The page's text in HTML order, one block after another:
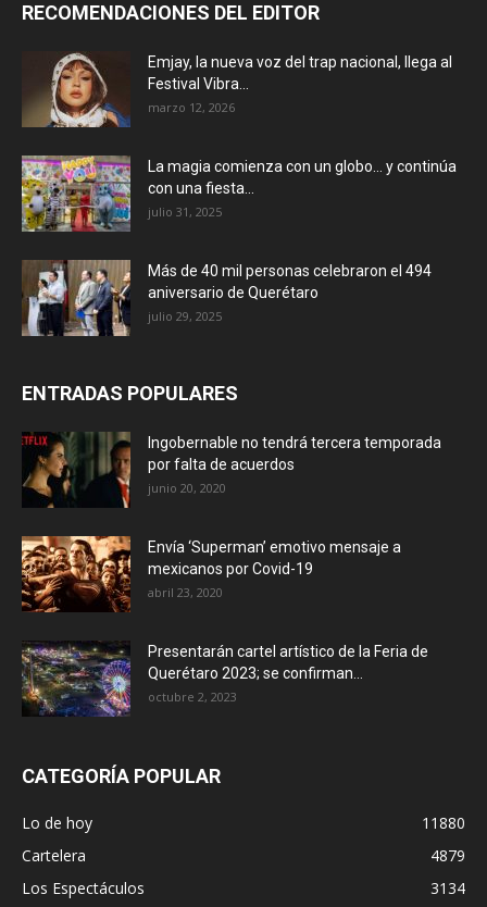
RECOMENDACIONES DEL EDITOR
Emjay, la nueva voz del trap nacional, llega al
Festival Vibra...
marzo 12, 2026
La magia comienza con un globo… y continúa
con una fiesta...
julio 31, 2025
Más de 40 mil personas celebraron el 494
aniversario de Querétaro
julio 29, 2025
ENTRADAS POPULARES
Ingobernable no tendrá tercera temporada
por falta de acuerdos
junio 20, 2020
Envía ‘Superman’ emotivo mensaje a
mexicanos por Covid-19
abril 23, 2020
Presentarán cartel artístico de la Feria de
Querétaro 2023; se confirman...
octubre 2, 2023
CATEGORÍA POPULAR
Lo de hoy
11880
Cartelera
4879
Los Espectáculos
3134